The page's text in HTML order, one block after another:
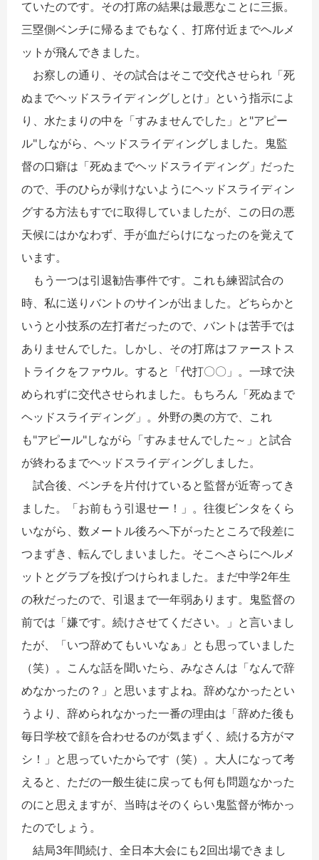
ていたのです。その打席の結果は最悪なことに三振。
三塁側ベンチに帰るまでもなく、打席付近までヘルメ
ットが飛んできました。
お察しの通り、その試合はそこで交代させられ「死
ぬまでヘッドスライディングしとけ」という指示によ
り、水たまりの中を「すみませんでした」と"アピー
ル"しながら、ヘッドスライディングしました。鬼監
督の口癖は「死ぬまでヘッドスライディング」だった
ので、手のひらが剥けないようにヘッドスライディン
グする方法もすでに取得していましたが、この日の悪
天候にはかなわず、手が血だらけになったのを覚えて
います。
もう一つは引退勧告事件です。これも練習試合の
時、私に送りバントのサインが出ました。どちらかと
いうと小技系の左打者だったので、バントは苦手では
ありませんでした。しかし、その打席はファーストス
トライクをファウル。すると「代打〇〇」。一球で決
められずに交代させられました。もちろん「死ぬまで
ヘッドスライディング」。外野の奥の方で、これ
も"アピール"しながら「すみませんでした～」と試合
が終わるまでヘッドスライディングしました。
試合後、ベンチを片付けていると監督が近寄ってき
ました。「お前もう引退せー！」。往復ビンタをくら
いながら、数メートル後ろへ下がったところで段差に
つまずき、転んでしまいました。そこへさらにヘルメ
ットとグラブを投げつけられました。まだ中学2年生
の秋だったので、引退まで一年弱あります。鬼監督の
前では「嫌です。続けさせてください。」と言いまし
たが、「いつ辞めてもいいなぁ」とも思っていました
（笑）。こんな話を聞いたら、みなさんは「なんで辞
めなかったの？」と思いますよね。辞めなかったとい
うより、辞められなかった一番の理由は「辞めた後も
毎日学校で顔を合わせるのが気まずく、続ける方がマ
シ！」と思っていたからです（笑）。大人になって考
えると、ただの一般生徒に戻っても何も問題なかった
のにと思えますが、当時はそのくらい鬼監督が怖かっ
たのでしょう。
結局3年間続け、全日本大会にも2回出場できまし